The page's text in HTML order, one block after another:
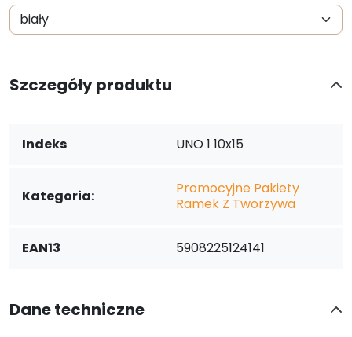
Szczegóły produktu
Indeks UNO 1 10x15
Kategoria:
Promocyjne Pakiety
Ramek Z Tworzywa
EAN13 5908225124141
Dane techniczne